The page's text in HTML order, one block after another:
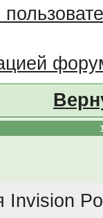
Invision